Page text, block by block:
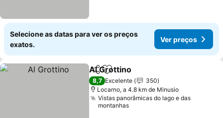
Selecione as datas para ver os preços
exatos.
Ver preços
PartilharAdicionar aos favoritos
Al Grottino
8,7 Excelente
350
Locarno, a 4.8 km de Minusio
Vistas panorâmicas do lago e das
montanhas